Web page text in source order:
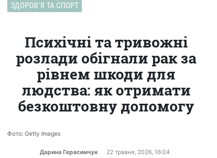
ЗДОРОВʼЯ ТА СПОРТ
Психічні та тривожні
розлади обігнали рак за
рівнем шкоди для
людства: як отримати
безкоштовну допомогу
Фото: Getty Images
Дарина Герасимчук 22 травня, 2026, 16:04